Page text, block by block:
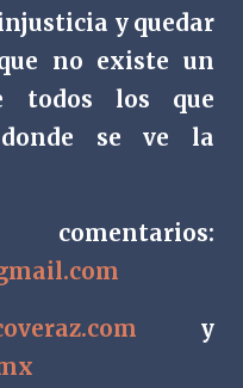
y quedar
no existe un
todos los que
se ve la
y